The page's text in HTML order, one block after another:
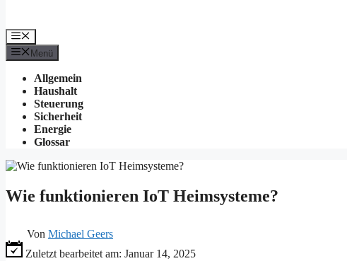
Menü
Menü
Allgemein
Haushalt
Steuerung
Sicherheit
Energie
Glossar
Wie funktionieren IoT Heimsysteme?
Von Michael Geers
Zuletzt bearbeitet am: Januar 14, 2025